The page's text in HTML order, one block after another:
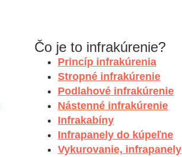
Čo je to infrakúrenie?
Princíp infrakúrenia
Stropné infrakúrenie
Podlahové infrakúrenie
Nástenné infrakúrenie
Infrakabíny
Infrapanely do kúpeľne
Vykurovanie, infrapanely